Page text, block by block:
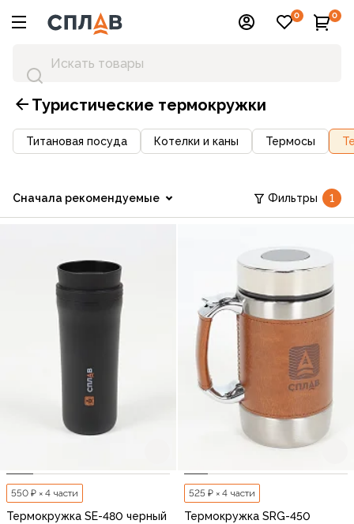
0 0
Туристические термокружки
Титановая посуда Котелки и каны Термосы
Сначала рекомендуемые Фильтры 1
550 ₽ × 4 части
Термокружка SE-480 черный
525 ₽ × 4 части
Термокружка SRG-450